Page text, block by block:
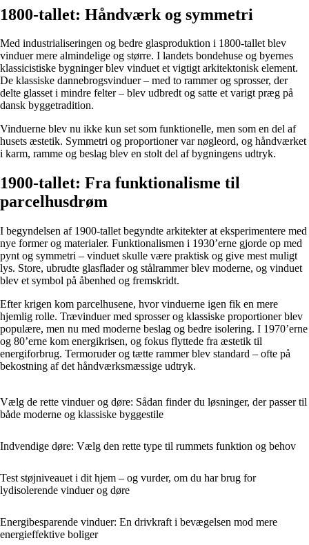
1800-tallet: Håndværk og symmetri
Med industrialiseringen og bedre glasproduktion i 1800-tallet blev
vinduer mere almindelige og større. I landets bondehuse og byernes
klassicistiske bygninger blev vinduet et vigtigt arkitektonisk element.
De klassiske dannebrogsvinduer – med to rammer og sprosser, der
delte glasset i mindre felter – blev udbredt og satte et varigt præg på
dansk byggetradition.
Vinduerne blev nu ikke kun set som funktionelle, men som en del af
husets æstetik. Symmetri og proportioner var nøgleord, og håndværket
i karm, ramme og beslag blev en stolt del af bygningens udtryk.
1900-tallet: Fra funktionalisme til
parcelhusdrøm
I begyndelsen af 1900-tallet begyndte arkitekter at eksperimentere med
nye former og materialer. Funktionalismen i 1930’erne gjorde op med
pynt og symmetri – vinduet skulle være praktisk og give mest muligt
lys. Store, ubrudte glasflader og stålrammer blev moderne, og vinduet
blev et symbol på åbenhed og fremskridt.
Efter krigen kom parcelhusene, hvor vinduerne igen fik en mere
hjemlig rolle. Trævinduer med sprosser og klassiske proportioner blev
populære, men nu med moderne beslag og bedre isolering. I 1970’erne
og 80’erne kom energikrisen, og fokus flyttede fra æstetik til
energiforbrug. Termoruder og tætte rammer blev standard – ofte på
bekostning af det håndværksmæssige udtryk.
Vælg de rette vinduer og døre: Sådan finder du løsninger, der passer til
både moderne og klassiske byggestile
Indvendige døre: Vælg den rette type til rummets funktion og behov
Test støjniveauet i dit hjem – og vurder, om du har brug for
lydisolerende vinduer og døre
Energibesparende vinduer: En drivkraft i bevægelsen mod mere
energieffektive boliger